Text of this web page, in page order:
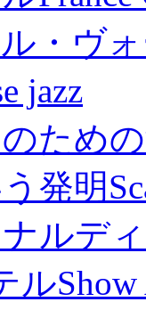
・ヴ
jazz
ため
発明
ルデ
ル